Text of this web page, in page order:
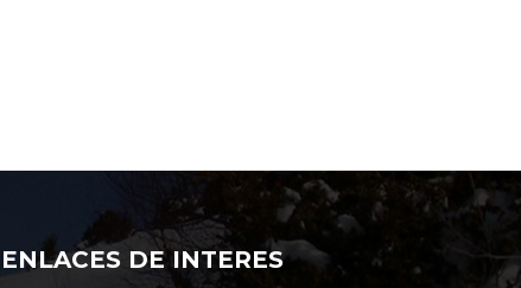
ENLACES DE INTERES